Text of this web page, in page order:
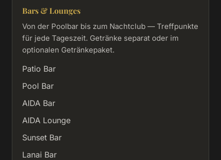
Bars & Lounges
Von der Poolbar bis zum Nachtclub — Treffpunkte
für jede Tageszeit. Getränke separat oder im
optionalen Getränkepaket.
Patio Bar
Pool Bar
AIDA Bar
AIDA Lounge
Sunset Bar
Lanai Bar